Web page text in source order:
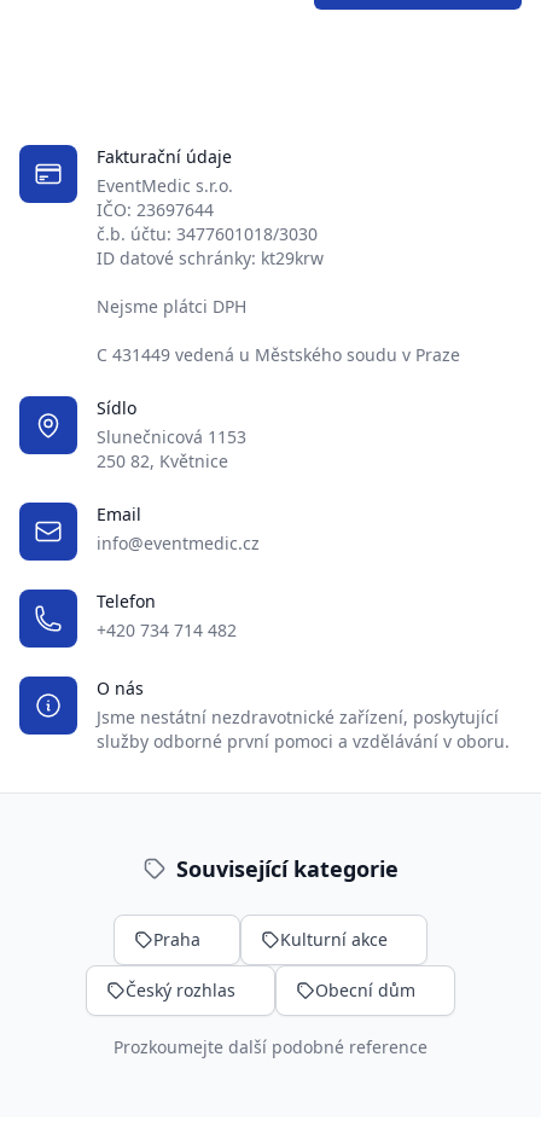
Fakturační údaje
EventMedic s.r.o.
IČO: 23697644
č.b. účtu: 3477601018/3030
ID datové schránky: kt29krw
Nejsme plátci DPH
C 431449 vedená u Městského soudu v Praze
Sídlo
Slunečnicová 1153
250 82, Květnice
Email
info@eventmedic.cz
Telefon
+420 734 714 482
O nás
Jsme nestátní nezdravotnické zařízení, poskytující
služby odborné první pomoci a vzdělávání v oboru.
Související kategorie
Praha Kulturní akce
Český rozhlas Obecní dům
Prozkoumejte další podobné reference